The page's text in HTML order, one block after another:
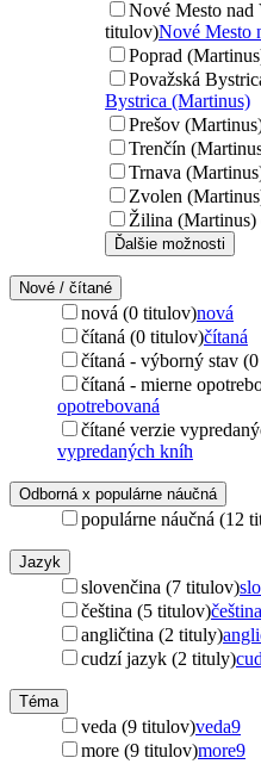
Nové Mesto
titulov)Nové Mesto
Poprad
Považská
Bystrica (Martinus)
Prešov
Trenčín
Trnava
Zvolen
Žilina
Ďalšie možnosti
Nové / čítané
nová (0 titulov)nová
čítaná (0 titulov)čítaná
čítaná - výborný stav
čítaná - mierne
opotrebovaná
čítané verzie
vypredaných kníh
Odborná x populárne náučná
populárne náučná (12
Jazyk
slovenčina (7 titulov)
čeština (5 titulov)čeština
angličtina (2 tituly)
cudzí jazyk (2 tituly)
Téma
veda (9 titulov)veda9
more (9 titulov)more9